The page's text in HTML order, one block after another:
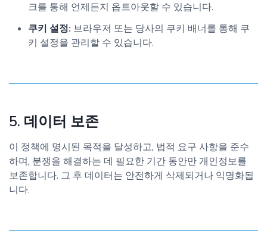
크를 통해 언제든지 옵트아웃할 수 있습니다.
쿠키 설정: 브라우저 또는 당사의 쿠키 배너를 통해 쿠
키 설정을 관리할 수 있습니다.
5. 데이터 보존
이 정책에 명시된 목적을 달성하고, 법적 요구 사항을 준수
하며, 분쟁을 해결하는 데 필요한 기간 동안만 개인정보를
보존합니다. 그 후 데이터는 안전하게 삭제되거나 익명화됩
니다.